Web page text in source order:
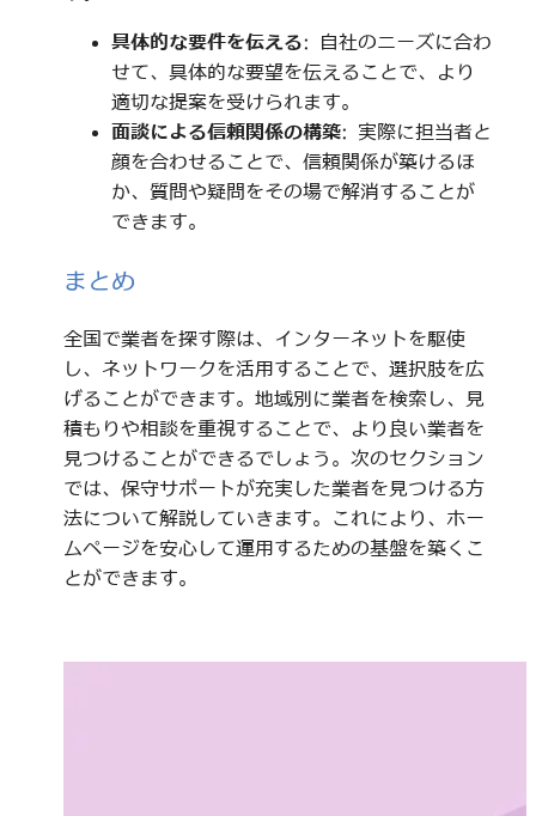
具体的な要件を伝える: 自社のニーズに合わ
せて、具体的な要望を伝えることで、より
適切な提案を受けられます。
面談による信頼関係の構築: 実際に担当者と
顔を合わせることで、信頼関係が築けるほ
か、質問や疑問をその場で解消することが
できます。
まとめ
全国で業者を探す際は、インターネットを駆使
し、ネットワークを活用することで、選択肢を広
げることができます。地域別に業者を検索し、見
積もりや相談を重視することで、より良い業者を
見つけることができるでしょう。次のセクション
では、保守サポートが充実した業者を見つける方
法について解説していきます。これにより、ホー
ムページを安心して運用するための基盤を築くこ
とができます。